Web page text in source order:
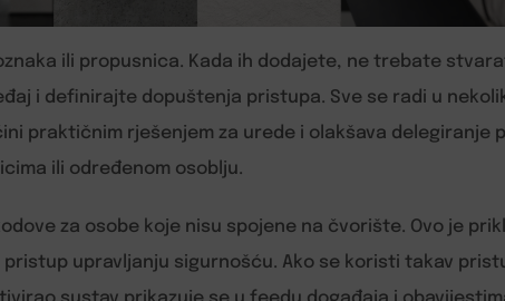
ili propusnica. Kada ih dodajete, ne trebate
i definirajte dopuštenja pristupa. Sve se radi u
čini praktičnim rješenjem za urede i olakšava delegiranje
ili određenom osoblju.
za osobe koje nisu spojene na čvorište. Ovo je
upravljanju sigurnošću. Ako se koristi takav